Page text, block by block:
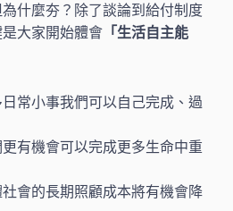
什麼夯？除了談論到給付制度
大家開始體會 「生活自主能
常小事我們可以自己完成、過
有機會可以完成更多生命中重
會的長期照顧成本將有機會降